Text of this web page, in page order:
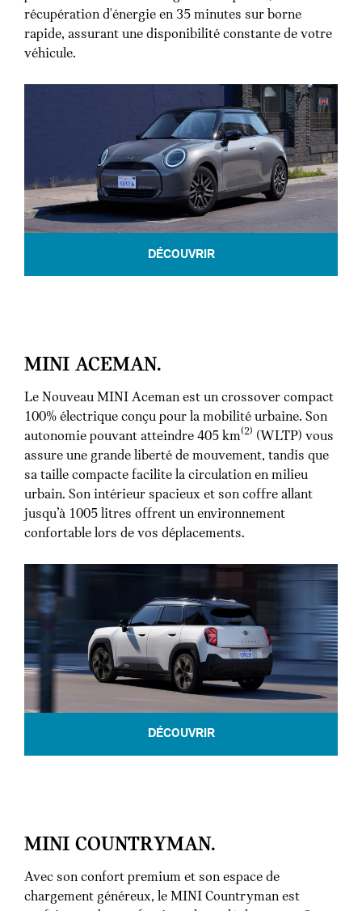
récupération d'énergie en 35 minutes sur borne
rapide, assurant une disponibilité constante de votre
véhicule.
DÉCOUVRIR
MINI ACEMAN.
Le Nouveau MINI Aceman est un crossover compact
100% électrique conçu pour la mobilité urbaine. Son
autonomie pouvant atteindre 405 km(2) (WLTP) vous
assure une grande liberté de mouvement, tandis que
sa taille compacte facilite la circulation en milieu
urbain. Son intérieur spacieux et son coffre allant
jusqu’à 1005 litres offrent un environnement
confortable lors de vos déplacements.
DÉCOUVRIR
MINI COUNTRYMAN.
Avec son confort premium et son espace de
chargement généreux, le MINI Countryman est